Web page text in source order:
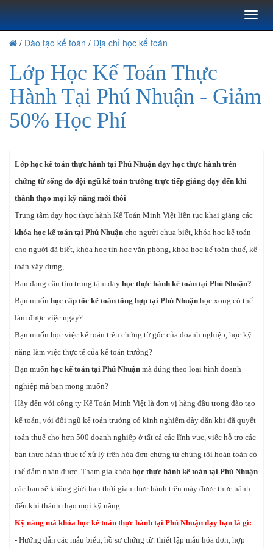
Toggle
/ Đào tạo kế toán / Địa chỉ học kế toán
Lớp Học Kế Toán Thực
Hành Tại Phú Nhuận - Giảm
50% Học Phí
Lớp học kế toán thực hành tại Phú Nhuận dạy học thực hành trên
chứng từ sống do đội ngũ kế toán trưởng trực tiếp giảng dạy đến khi
thành thạo mọi kỹ năng mới thôi
Trung tâm dạy học thực hành Kế Toán Minh Việt liên tục khai giảng các
khóa học kế toán tại Phú Nhuận cho người chưa biết, khóa học kế toán
cho người đã biết, khóa học tin học văn phòng, khóa học kế toán thuế, kế
toán xây dựng,…
Bạn đang cần tìm trung tâm dạy học thực hành kế toán tại Phú Nhuận?
Bạn muốn học cấp tốc kế toán tổng hợp tại Phú Nhuận học xong có thể
làm được việc ngay?
Bạn muốn học việc kế toán trên chứng từ gốc của doanh nghiệp, học kỹ
năng làm việc thực tế của kế toán trưởng?
Bạn muốn học kế toán tại Phú Nhuận mà đúng theo loại hình doanh
nghiệp mà bạn mong muốn?
Hãy đến với công ty Kế Toán Minh Việt là đơn vị hàng đầu trong đào tạo
kế toán, với đội ngũ kế toán trưởng có kinh nghiệm dày dặn khi đã quyết
toán thuế cho hơn 500 doanh nghiệp ở tất cả các lĩnh vực, việc hỗ trợ các
bạn thực hành thực tế xử lý trên hóa đơn chứng từ chúng tôi hoàn toàn có
thể đảm nhận được. Tham gia khóa học thực hành kế toán tại Phú Nhuận
các bạn sẽ không giới hạn thời gian thực hành trên máy được thực hành
đến khi thành thạo mọi kỹ năng.
Kỹ năng mà khóa học kế toán thực hành tại Phú Nhuận dạy bạn là gì:
- Hướng dẫn các mẫu biểu, hồ sơ chứng từ. thiết lập mẫu hóa đơn, hợp